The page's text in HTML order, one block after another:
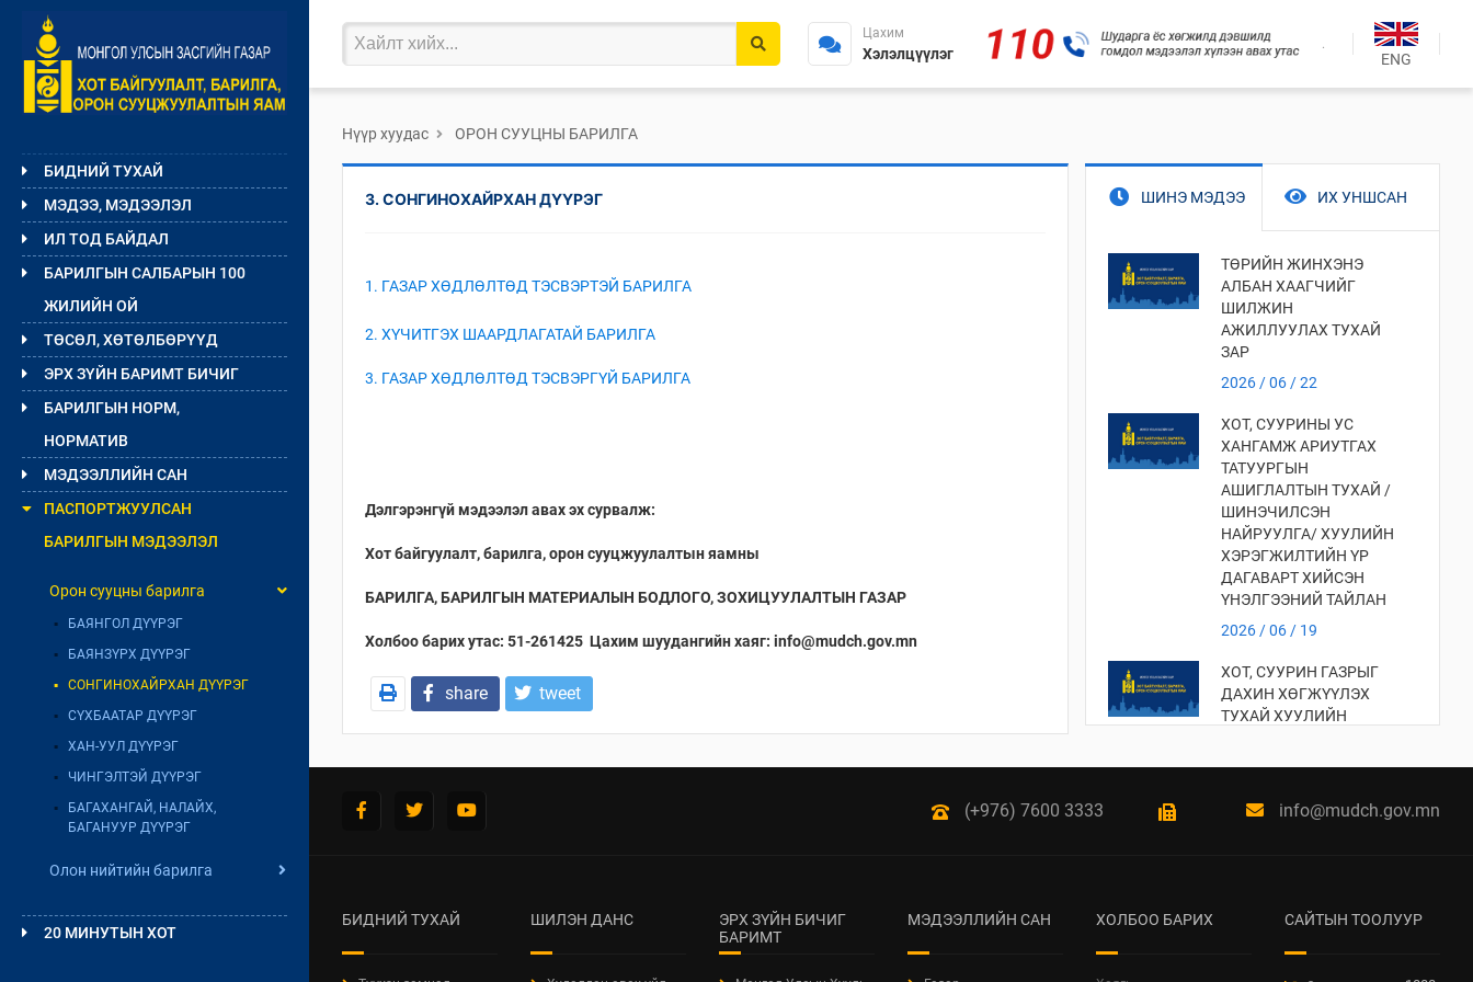
БИДНИЙ ТУХАЙ
МЭДЭЭ, МЭДЭЭЛЭЛ
ИЛ ТОД БАЙДАЛ
БАРИЛГЫН САЛБАРЫН 100
ЖИЛИЙН ОЙ
ТӨСӨЛ, ХӨТӨЛБӨРҮҮД
ЭРХ ЗҮЙН БАРИМТ БИЧИГ
БАРИЛГЫН НОРМ,
НОРМАТИВ
МЭДЭЭЛЛИЙН САН
ПАСПОРТЖУУЛСАН
БАРИЛГЫН МЭДЭЭЛЭЛ
Орон сууцны барилга
БАЯНГОЛ ДҮҮРЭГ
БАЯНЗҮРХ ДҮҮРЭГ
СОНГИНОХАЙРХАН ДҮҮРЭГ
СҮХБААТАР ДҮҮРЭГ
ХАН-УУЛ ДҮҮРЭГ
ЧИНГЭЛТЭЙ ДҮҮРЭГ
БАГАХАНГАЙ, НАЛАЙХ,
БАГАНУУР ДҮҮРЭГ
Олон нийтийн барилга
БАЯНГОЛ ДҮҮРЭГ
20 МИНУТЫН ХОТ
Цахим
Хэлэлцүүлэг
.
ENG
Нүүр хуудас ОРОН СУУЦНЫ БАРИЛГА
3. СОНГИНОХАЙРХАН ДҮҮРЭГ
1. ГАЗАР ХӨДЛӨЛТӨД ТЭСВЭРТЭЙ БАРИЛГА
2. ХҮЧИТГЭХ ШААРДЛАГАТАЙ БАРИЛГА
3. ГАЗАР ХӨДЛӨЛТӨД ТЭСВЭРГҮЙ БАРИЛГА
Дэлгэрэнгүй мэдээлэл авах эх сурвалж:
Хот байгуулалт, барилга, орон сууцжуулалтын яамны
БАРИЛГА, БАРИЛГЫН МАТЕРИАЛЫН БОДЛОГО, ЗОХИЦУУЛАЛТЫН ГАЗАР
Холбоо барих утас: 51-261425 Цахим шуудангийн хаяг: info@mudch.gov.mn
share tweet
ШИНЭ МЭДЭЭ ИХ УНШСАН
ТӨРИЙН ЖИНХЭНЭ
АЛБАН ХААГЧИЙГ
ШИЛЖИН
АЖИЛЛУУЛАХ ТУХАЙ
ЗАР
2026 / 06 / 22
ХОТ, СУУРИНЫ УС
ХАНГАМЖ АРИУТГАХ
ТАТУУРГЫН
АШИГЛАЛТЫН ТУХАЙ /
ШИНЭЧИЛСЭН
НАЙРУУЛГА/ ХУУЛИЙН
ХЭРЭГЖИЛТИЙН ҮР
ДАГАВАРТ ХИЙСЭН
ҮНЭЛГЭЭНИЙ ТАЙЛАН
2026 / 06 / 19
ХОТ, СУУРИН ГАЗРЫГ
ДАХИН ХӨГЖҮҮЛЭХ
ТУХАЙ ХУУЛИЙН
2026 / 06 / 19
ДАГАВАРТ ХИЙСЭН
(+976) 7600 3333 info@mudch.gov.mn
БИДНИЙ ТУХАЙ ШИЛЭН ДАНС
ЭРХ ЗҮЙН БИЧИГ
БАРИМТ
МЭДЭЭЛЛИЙН САН ХОЛБОО БАРИХ САЙТЫН ТООЛУУР